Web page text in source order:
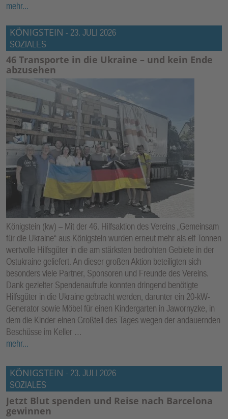
mehr...
KÖNIGSTEIN - 23. JULI 2026
SOZIALES
46 Transporte in die Ukraine – und kein Ende
abzusehen
Königstein (kw) – Mit der 46. Hilfsaktion des Vereins „Gemeinsam
für die Ukraine“ aus Königstein wurden erneut mehr als elf Tonnen
wertvolle Hilfsgüter in die am stärksten bedrohten Gebiete in der
Ostukraine geliefert. An dieser großen Aktion beteiligten sich
besonders viele Partner, Sponsoren und Freunde des Vereins.
Dank gezielter Spendenaufrufe konnten dringend benötigte
Hilfsgüter in die Ukraine gebracht werden, darunter ein 20-kW-
Generator sowie Möbel für einen Kindergarten in Jawornyzke, in
dem die Kinder einen Großteil des Tages wegen der andauernden
Beschüsse im Keller …
mehr...
KÖNIGSTEIN - 23. JULI 2026
SOZIALES
Jetzt Blut spenden und Reise nach Barcelona
gewinnen